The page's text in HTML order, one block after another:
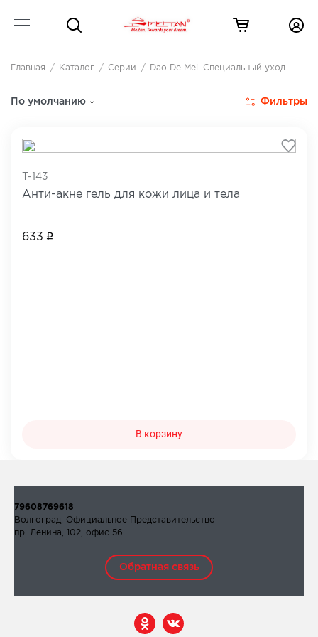
Главная Каталог Серии Dao De Mei. Специальный уход
По умолчанию Фильтры
T-143
Анти-акне гель для кожи лица и тела
633
В корзину
79608769618
Волгоград, Официальное Представительство
пр. Ленина, 102, офис 56
Обратная связь